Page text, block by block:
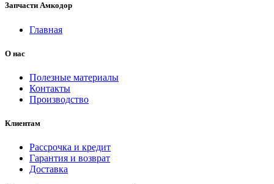
Запчасти Амкодор
Главная
О нас
Полезные материалы
Контакты
Производство
Клиентам
Рассрочка и кредит
Гарантия и возврат
Доставка